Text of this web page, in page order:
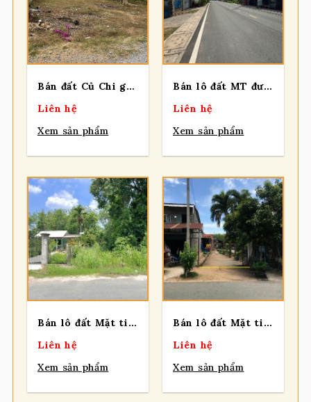
Bán đất Củ Chi giá rẻ, lô đất 1 sẹc Quốc Lộ 22, 769m có 300m thổ cư, xã Củ Chi.
Liên hệ
Xem sản phẩm
Bán lô đất MT đường NGUYỄN VĂN KHẠ, 500m², có 200m² thổ cư, xã Nhuận Đức.
Liên hệ
Xem sản phẩm
Bán lô đất Mặt tiền đường Cây Gõ, 313m2, full thổ cư, xã An Nhơn Tây.
Liên hệ
Xem sản phẩm
Bán lô đất Mặt tiền đường chính An Nhơn Tây, diện tích 136m2, có 18m2 thổ cư, xã An Nhơn Tây.
Liên hệ
Xem sản phẩm